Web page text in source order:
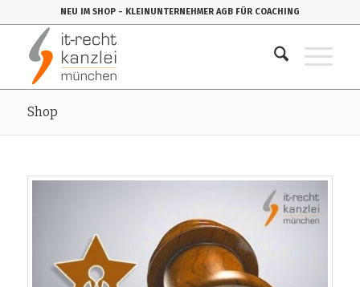
NEU IM SHOP - KLEINUNTERNEHMER AGB FÜR COACHING
Shop